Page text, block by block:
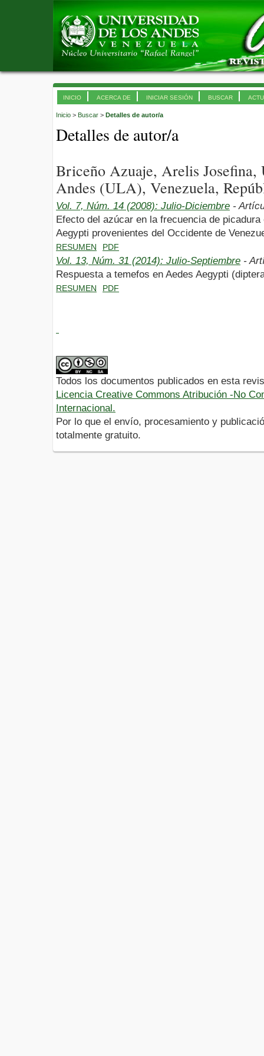
INICIO ACERCA DE INICIAR SESIÓN BUSCAR
Inicio > Buscar > Detalles de autor/a
Detalles de autor/a
Briceño Azuaje, Arelis Josefina,
Andes (ULA), Venezuela,
Vol. 7, Núm. 14 (2008): Julio-Diciembre -
Efecto del azúcar en la frecuencia de
Aegypti provenientes del Occidente de
RESUMEN PDF
Vol. 13, Núm. 31 (2014): Julio-Septiembre -
Respuesta a temefos en Aedes Aegypti
RESUMEN PDF
Todos los documentos publicados en esta
Licencia Creative Commons Atribución -No
Internacional.
Por lo que el envío, procesamiento y
totalmente gratuito.